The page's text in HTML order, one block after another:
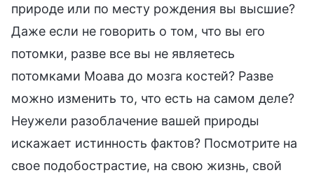
природе или по месту рождения вы высшие?
Даже если не говорить о том, что вы его
потомки, разве все вы не являетесь
потомками Моава до мозга костей? Разве
можно изменить то, что есть на самом деле?
Неужели разоблачение вашей природы
искажает истинность фактов? Посмотрите на
свое подобострастие, на свою жизнь, свой